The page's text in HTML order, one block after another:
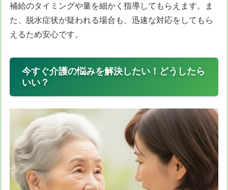
補給のタイミングや量を細かく指導してもらえます。ま
た、脱水症状が疑われる場合も、迅速な対応をしてもら
えるため安心です。
今すぐ介護の悩みを解決したい！どうしたら
いい？